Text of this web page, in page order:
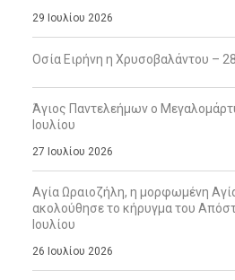
29 Ιουλίου 2026
Οσία Ειρήνη η Χρυσοβαλάντου – 28
Άγιος Παντελεήμων ο
Ιουλίου
27 Ιουλίου 2026
Αγία Ωραιοζήλη, η μορφωμένη
ακολούθησε το κήρυγμα του
Ιουλίου
26 Ιουλίου 2026